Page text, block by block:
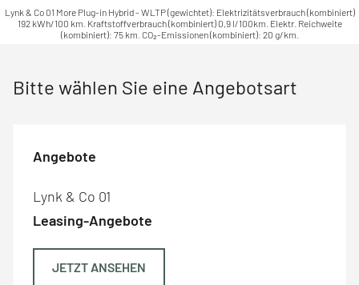
Lynk & Co 01 More Plug-in Hybrid - WLTP (gewichtet): Elektrizitätsverbrauch (kombiniert)
192 kWh/100 km. Kraftstoffverbrauch (kombiniert) 0,9 l/100km. Elektr. Reichweite
(kombiniert): 75 km. CO₂-Emissionen (kombiniert): 20 g/km.
Bitte wählen Sie eine Angebotsart
Angebote
Lynk & Co 01
Leasing-Angebote
JETZT ANSEHEN